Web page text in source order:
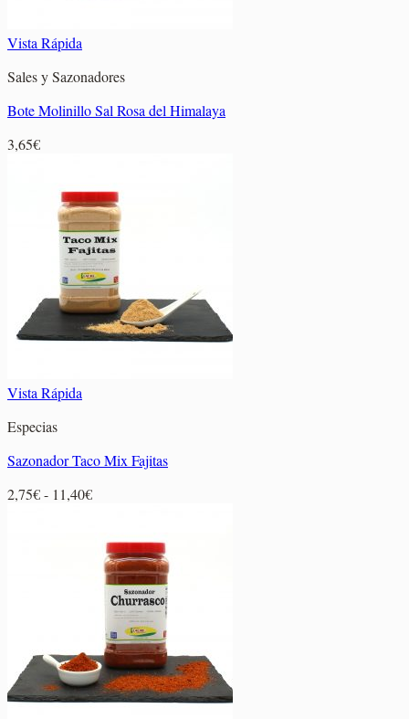
Vista Rápida
Sales y Sazonadores
Bote Molinillo Sal Rosa del Himalaya
3,65€
Vista Rápida
Especias
Sazonador Taco Mix Fajitas
2,75€- 11,40€Rango
desde
2,75€
hasta
11,40€